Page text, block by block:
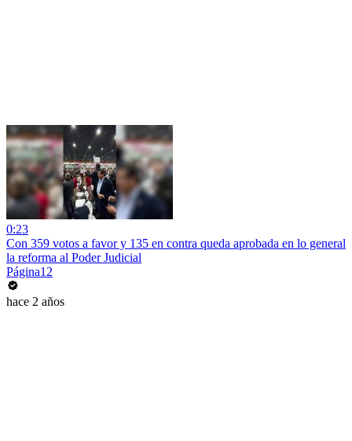
0:23
Con 359 votos a favor y 135 en contra queda aprobada en lo general
la reforma al Poder Judicial
Página12
hace 2 años